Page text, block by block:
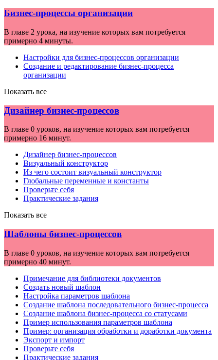
Бизнес-процессы организации
В главе 2 урока, на изучение которых вам потребуется
примерно 4 минуты.
Настройки для бизнес-процессов организации
Создание и редактирование бизнес-процесса
организации
Показать все
Дизайнер бизнес-процессов
В главе 0 уроков, на изучение которых вам потребуется
примерно 16 минут.
Дизайнер бизнес-процессов
Визуальный конструктор
Из чего состоит визуальный конструктор
Глобальные переменные и константы
Проверьте себя
Практические задания
Показать все
Шаблоны бизнес-процессов
В главе 0 уроков, на изучение которых вам потребуется
примерно 40 минут.
Примечание для библиотеки документов
Создать новый шаблон
Настройка параметров шаблона
Создание шаблона последовательного бизнес-процесса
Создание шаблона бизнес-процесса со статусами
Пример использования параметров шаблона
Пример: организация обработки и доработки документа
Экспорт и импорт
Проверьте себя
Практические задания